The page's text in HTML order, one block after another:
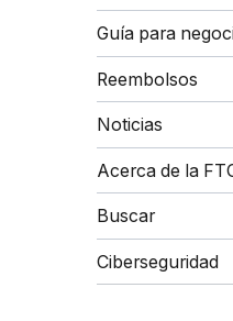
Guía para
Reembolsos
Noticias
Acerca de la
Buscar
Ciberseguridad